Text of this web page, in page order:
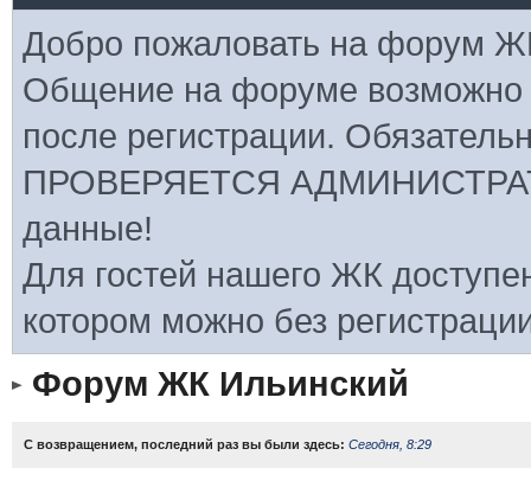
Добро пожаловать на форум
Общение на форуме
после регистрации.
ПРОВЕРЯЕТСЯ
данные!
Для гостей нашего ЖК
котором можно без
Форум ЖК Ильинский
С возвращением, последний раз вы были здесь: Сегодня, 8:29